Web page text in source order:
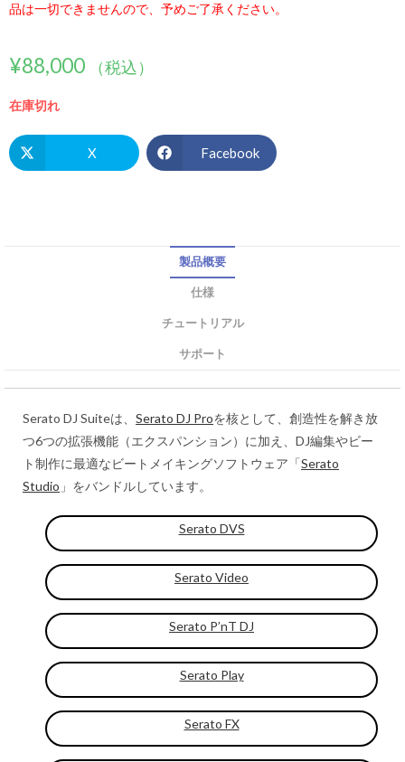
品は一切できませんので、予めご了承ください。
¥88,000 （税込）
在庫切れ
X Facebook
製品概要
仕様
チュートリアル
サポート
Serato DJ Suiteは、 Serato DJ Proを核として、創造性を解き放
つ6つの拡張機能（エクスパンション）に加え、DJ編集やビー
ト制作に最適なビートメイキングソフトウェア「Serato
Studio 」をバンドルしています。
Serato DVS
Serato Video
Serato P’nT DJ
Serato Play
Serato FX